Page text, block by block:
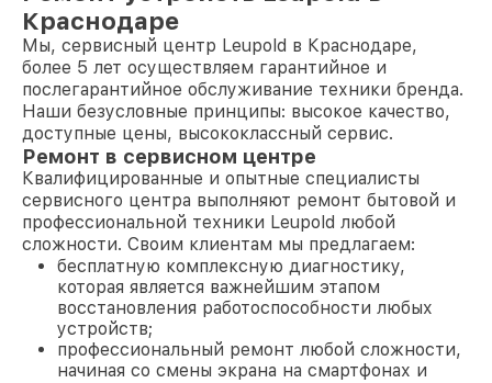
Краснодаре
Мы, сервисный центр Leupold в Краснодаре,
более 5 лет осуществляем гарантийное и
послегарантийное обслуживание техники бренда.
Наши безусловные принципы: высокое качество,
доступные цены, высококлассный сервис.
Ремонт в сервисном центре
Квалифицированные и опытные специалисты
сервисного центра выполняют ремонт бытовой и
профессиональной техники Leupold любой
сложности. Своим клиентам мы предлагаем:
бесплатную комплексную диагностику,
которая является важнейшим этапом
восстановления работоспособности любых
устройств;
профессиональный ремонт любой сложности,
начиная со смены экрана на смартфонах и